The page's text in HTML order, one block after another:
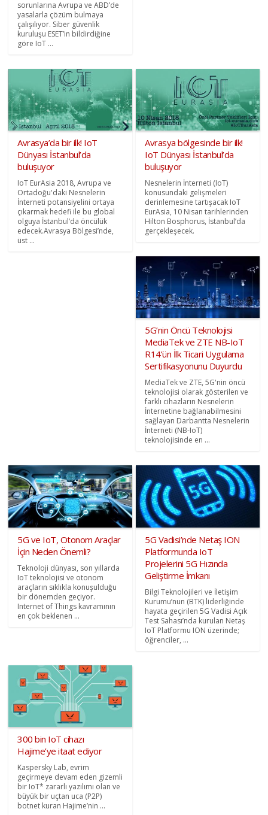
sorunlarına Avrupa ve ABD’de
yasalarla çözüm bulmaya
çalışılıyor. Siber güvenlik
kuruluşu ESET’in bildirdiğine
göre IoT ...
Avrasya’da bir ilk! IoT
Dünyası İstanbul’da
buluşuyor
IoT EurAsia 2018, Avrupa ve
Ortadoğu'daki Nesnelerin
İnterneti potansiyelini ortaya
çıkarmak hedefi ile bu global
olguya İstanbul’da öncülük
edecek.Avrasya Bölgesi’nde,
üst ...
Avrasya bölgesinde bir ilk!
IoT Dünyası İstanbul’da
buluşuyor
Nesnelerin İnterneti (IoT)
konusundaki gelişmeleri
derinlemesine tartışacak IoT
EurAsia, 10 Nisan tarihlerinden
Hilton Bosphorus, İstanbul’da
gerçekleşecek.
5G’nin Öncü Teknolojisi
MediaTek ve ZTE NB-IoT
R14’ün İlk Ticari Uygulama
Sertifikasyonunu Duyurdu
MediaTek ve ZTE, 5G'nin öncü
teknolojisi olarak gösterilen ve
farklı cihazların Nesnelerin
İnternetine bağlanabilmesini
sağlayan Darbantta Nesnelerin
İnterneti (NB-IoT)
teknolojisinde en ...
5G ve IoT, Otonom Araçlar
İçin Neden Önemli?
Teknoloji dünyası, son yıllarda
IoT teknolojisi ve otonom
araçların sıklıkla konuşulduğu
bir dönemden geçiyor.
Internet of Things kavramının
en çok beklenen ...
5G Vadisi’nde Netaş ION
Platformunda IoT
Projelerini 5G Hızında
Geliştirme İmkanı
Bilgi Teknolojileri ve İletişim
Kurumu’nun (BTK) liderliğinde
hayata geçirilen 5G Vadisi Açık
Test Sahası’nda kurulan Netaş
IoT Platformu ION üzerinde;
öğrenciler, ...
300 bin IoT cihazı
Hajime’ye itaat ediyor
Kaspersky Lab, evrim
geçirmeye devam eden gizemli
bir IoT* zararlı yazılımı olan ve
büyük bir uçtan uca (P2P)
botnet kuran Hajime’nin ...